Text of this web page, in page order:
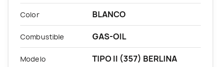
Color BLANCO
Combustible GAS-OIL
Modelo TIPO II (357) BERLINA